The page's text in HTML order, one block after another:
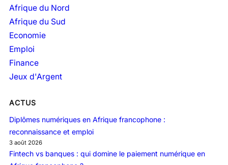
Afrique du Nord
Afrique du Sud
Economie
Emploi
Finance
Jeux d'Argent
ACTUS
Diplômes numériques en Afrique francophone :
reconnaissance et emploi
3 août 2026
Fintech vs banques : qui domine le paiement numérique en